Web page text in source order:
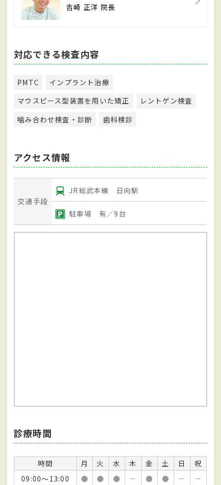
吉崎 正洋 院長
対応できる検査内容
PMTC
インプラント治療
マウスピース型装置を用いた矯正
レントゲン検査
噛み合わせ検査・診断
歯科検診
アクセス情報
交通手段
JR総武本線 日向駅
駐車場 有／9台
診療時間
時間 月 火 水 木 金 土 日
祝
09:00～13:00
● ● ● － ● ● － －